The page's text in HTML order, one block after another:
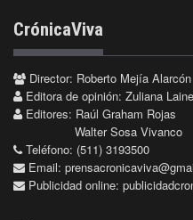
CrónicaViva
Director: Roberto Mejía Alarcón
Editora de opinión: Zuliana
Editores: Raúl Graham Rojas
Walter Sosa Vivanco
Teléfono: (511) 3193500
Email:
Publicidad online: